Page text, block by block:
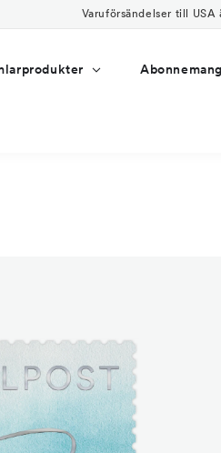
Varuförsändelser till
Abonnemang